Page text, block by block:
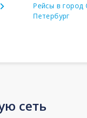
Рейсы в город
Петербург
сеть